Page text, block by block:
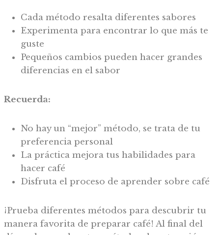
Cada método resalta diferentes sabores
Experimenta para encontrar lo que más te
guste
Pequeños cambios pueden hacer grandes
diferencias en el sabor
Recuerda:
No hay un “mejor” método, se trata de tu
preferencia personal
La práctica mejora tus habilidades para
hacer café
Disfruta el proceso de aprender sobre café
¡Prueba diferentes métodos para descubrir tu
manera favorita de preparar café! Al final del